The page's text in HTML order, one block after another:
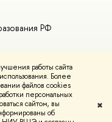
работы сайта
Более
файлов cookies
персональных
сайтом, вы
об
✖
РФ
Условия